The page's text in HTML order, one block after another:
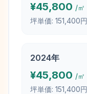
¥45,800 /㎡
坪単価: 151,400
2024年
¥45,800 /㎡
坪単価: 151,400